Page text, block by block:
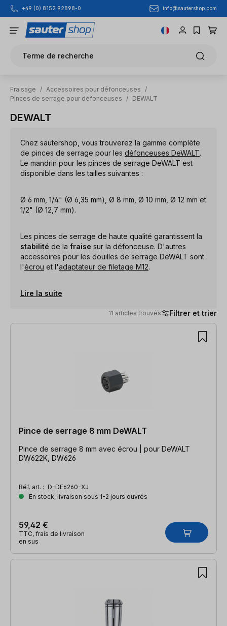
Passer au contenu principal
+49 (0) 8152 92898-0 info@sautershop.com
Terme de recherche
Fraisage / Accessoires pour défonceuses
/
Pinces de serrage pour défonceuses
/ DEWALT
DEWALT
Chez sautershop, vous trouverez la gamme complète
de pinces de serrage pour les défonceuses DeWALT.
Le mandrin pour les pinces de serrage DeWALT est
disponible dans les tailles suivantes :
Ø 6 mm, 1/4" (Ø 6,35 mm), Ø 8 mm, Ø 10 mm, Ø 12 mm et
1/2" (Ø 12,7 mm).
Les pinces de serrage de haute qualité garantissent la
stabilité de la fraise sur la défonceuse. D'autres
accessoires pour les douilles de serrage DeWALT sont
l'écrou et l'adaptateur de filetage M12.
Lire la suite
11 articles trouvés Filtrer et trier
11 articles trouvés
Pince de serrage 8 mm DeWALT
Pince de serrage 8 mm avec écrou | pour DeWALT
DW622K, DW626
Réf. art. : D-DE6260-XJ
En stock, livraison sous 1-2 jours ouvrés
59,42 €
TTC, frais de livraison
en sus